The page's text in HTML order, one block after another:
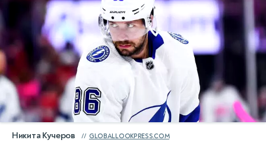
Никита Кучеров GLOBALLOOKPRESS.COM